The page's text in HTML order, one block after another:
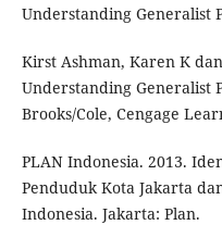
Understanding Generalist
Kirst Ashman, Karen K
Understanding Generalist
Brooks/Cole, Cengage
PLAN Indonesia. 2013.
Penduduk Kota Jakarta
Indonesia. Jakarta: Plan.